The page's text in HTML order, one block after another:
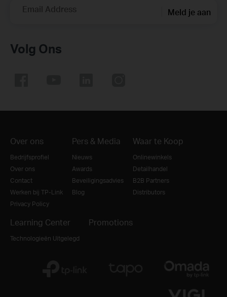
Email Address Meld je aan
Volg Ons
Over ons
Bedrijfsprofiel
Over ons
Contact
Werken bij TP-Link
Privacy Policy
Pers & Media
Nieuws
Awards
Beveiligingsadvies
Blog
Waar te Koop
Onlinewinkels
Detailhandel
B2B Partners
Distributors
Learning Center
Technologieën Uitgelegd
Promotions